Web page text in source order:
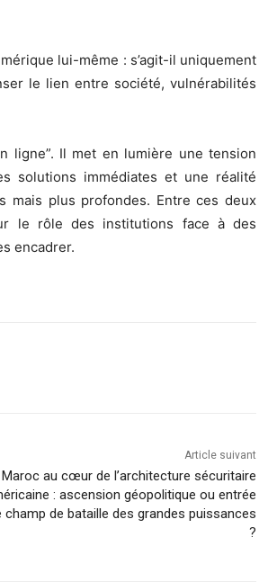
lui-même : s’agit-il uniquement
le lien entre société, vulnérabilités
ligne”. Il met en lumière une tension
solutions immédiates et une réalité
mais plus profondes. Entre ces deux
le rôle des institutions face à des
encadrer.
Article suivant
au cœur de l’architecture sécuritaire
: ascension géopolitique ou entrée
champ de bataille des grandes puissances
?